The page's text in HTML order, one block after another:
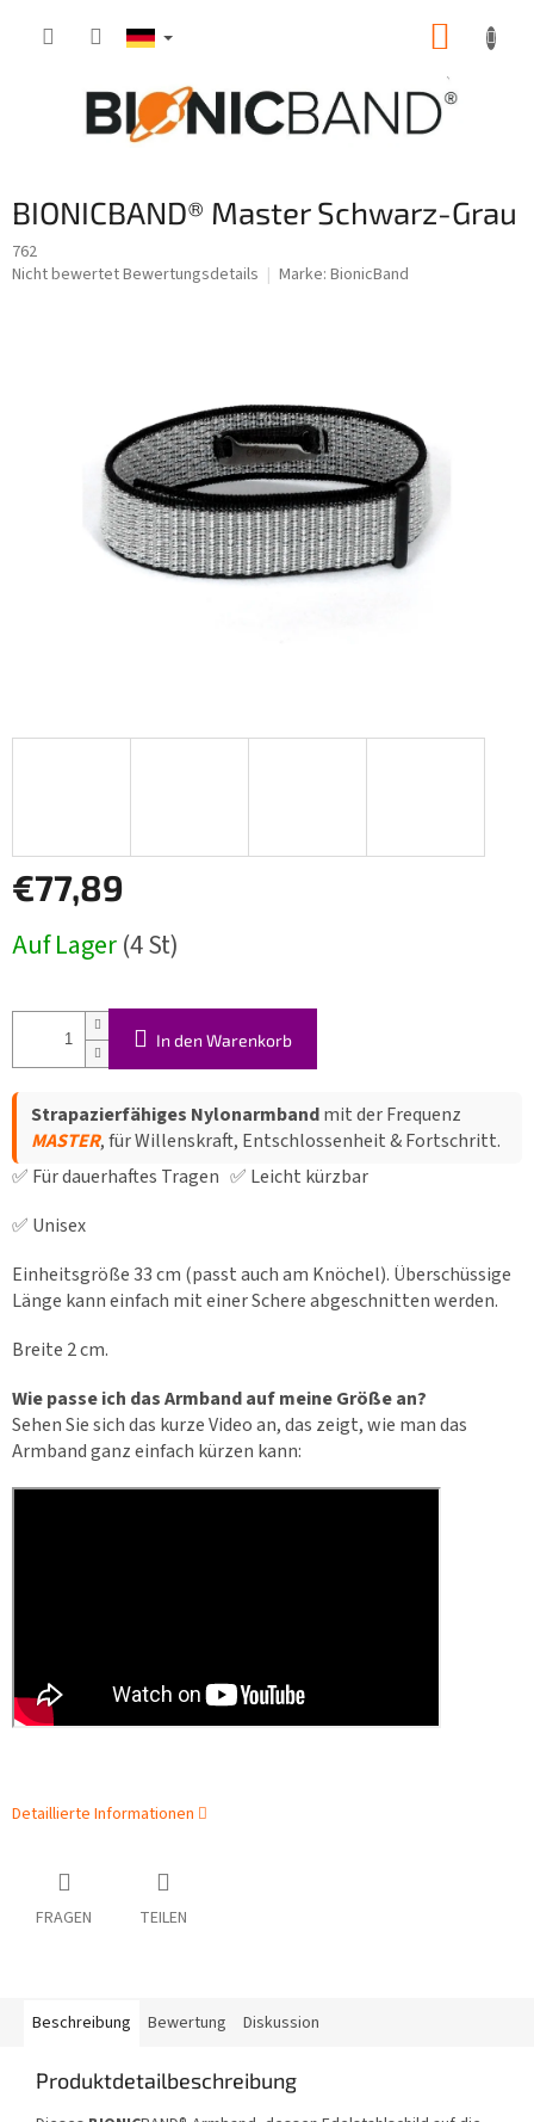
BIONICBAND® Master Schwarz-Grau
762
Die
Nicht bewertetBewertungsdetails Marke: BionicBand
€77,89
Auf Lager(4 St)
In den Warenkorb
Strapazierfähiges Nylonarmbandmit der Frequenz
MASTER, für Willenskraft, Entschlossenheit & Fortschritt.
✅ Für dauerhaftes Tragen ✅ Leicht kürzbar
✅ Unisex
Einheitsgröße 33 cm (passt auch am Knöchel). Überschüssige
Länge kann einfach mit einer Schere abgeschnitten werden.
Breite 2 cm.
Wie passe ich das Armband auf meine Größe an?
Sehen Sie sich das kurze Video an, das zeigt, wie man das
Armband ganz einfach kürzen kann:
Detaillierte Informationen
FRAGEN TEILEN
Beschreibung Bewertung Diskussion
Produktdetailbeschreibung